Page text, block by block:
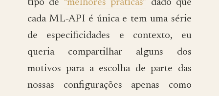
tipo de “melhores práticas” dado que
cada ML-API é única e tem uma série
de especificidades e contexto, eu
queria compartilhar alguns dos
motivos para a escolha de parte das
nossas configurações apenas como